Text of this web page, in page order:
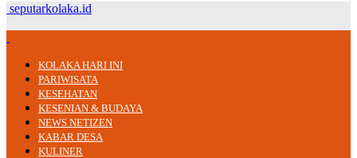
seputarkolaka.id
KOLAKA HARI INI
PARIWISATA
KESEHATAN
KESENIAN & BUDAYA
NEWS NETIZEN
KABAR DESA
KULINER